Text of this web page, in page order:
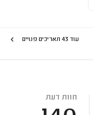
עוד 43 תאריכים פנויים
חוות דעת